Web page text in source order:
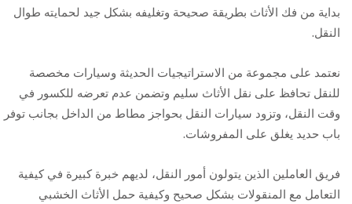
بداية من فك الأثاث بطريقة صحيحة وتغليفه بشكل جيد لحمايته طوال
النقل.
نعتمد على مجموعة من الاستراتيجيات الحديثة وسيارات مخصصة
للنقل تحافظ على نقل الأثاث سليم وتضمن عدم تعرضه للكسور في
وقت النقل، وتزود سيارات النقل بحواجز مطاط من الداخل بجانب توفر
باب حديد يغلق على المفروشات.
فريق العاملين الذين يتولون أمور النقل، لديهم خبرة كبيرة في كيفية
التعامل مع المنقولات بشكل صحيح وكيفية حمل الأثاث الخشبي